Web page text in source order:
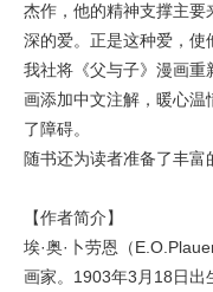
杰作，他的精神支撑主要
深的爱。正是这种爱，使
我社将《父与子》漫画重
画添加中文注解，暖心
了障碍。
随书还为读者准备了丰富
【作者简介】
埃·奥·卜劳恩（
画家。1903年3月18日出